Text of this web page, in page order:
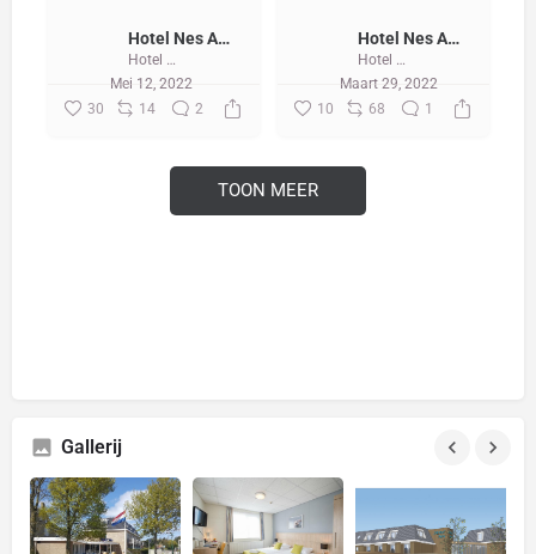
Hotel Nes Ameland
Hotel Nes Ameland
Mei 12, 2022
30 14 2
Hotel Nes Ameland
Hotel Nes Ameland
Maart 29, 2022
10 68 1
TOON MEER
Gallerij